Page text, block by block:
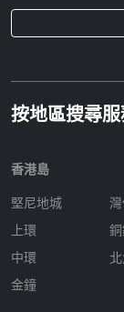
按地區搜尋
香港島
堅尼地城
上環
中環
金鐘